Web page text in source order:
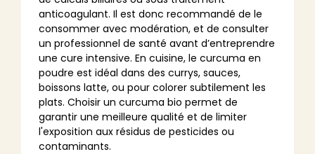
anticoagulant. Il est donc recommandé de le
consommer avec modération, et de consulter
un professionnel de santé avant d’entreprendre
une cure intensive. En cuisine, le curcuma en
poudre est idéal dans des currys, sauces,
boissons latte, ou pour colorer subtilement les
plats. Choisir un curcuma bio permet de
garantir une meilleure qualité et de limiter
l'exposition aux résidus de pesticides ou
contaminants.